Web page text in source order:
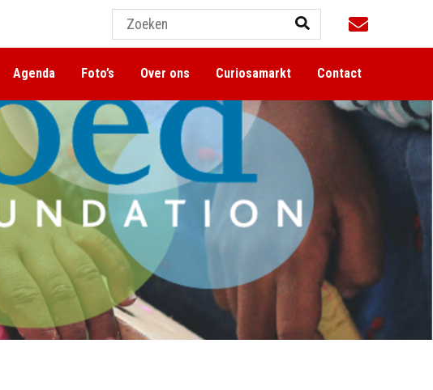
Agenda Foto’s Over ons Curiosamarkt Contact